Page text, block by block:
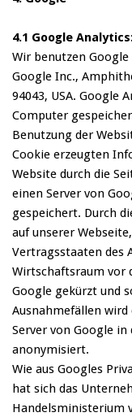
4.1 Google
Wir benutzen
Google Inc.,
94043, USA. Google
Computer
Benutzung der
Cookie erzeugten
Website durch die
einen Server von
gespeichert. Durch
auf unserer
Vertragsstaaten des
Wirtschaftsraum vor
Google gekürzt und
Ausnahmefällen wird
Server von Google
anonymisiert.
Wie aus Googles
hat sich das
Handelsministerium